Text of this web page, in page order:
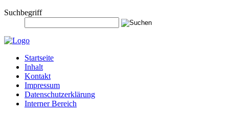
Suchbegriff
Startseite
Inhalt
Kontakt
Impressum
Datenschutzerklärung
Interner Bereich